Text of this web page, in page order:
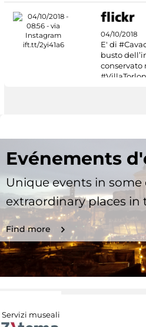
04/10/2018
E' di
busto
conservato
Evénements
Unique events in
extraordinary places in
Find more
Servizi museali